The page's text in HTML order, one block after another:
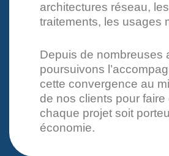
architectures réseau,
traitements, les usages
Depuis de nombreuses
poursuivons
cette convergence au
de nos clients pour faire
chaque projet soit
économie.